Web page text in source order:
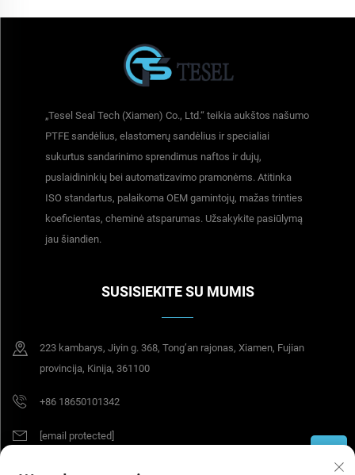
„Tesel Seal Tech (Xiamen) Co., Ltd.“ teikia aukštos našumo
PTFE sandėlius, elastomerų sandėlius ir specialiai
sukurtus sandarinimo sprendimus naftos ir dujų,
puslaidininkių bei automatizavimo pramonėms. Atitinka
ISO standartus, palaikoma OEM gamintojų, mažas trinties
koeficientas, cheminė atsparumas. Užsakykite pasiūlymą
jau šiandien.
SUSISIEKITE SU MUMIS
223 kambarys, Jiyin g. 368, Tong’an rajonas, Xiamen, Fujian
provincija, Kinija, 361100
+86 18650101342
[email protected]